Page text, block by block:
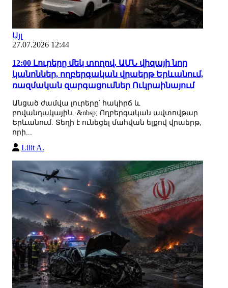
Այլ
27.07.2026 12:44
12:00 Լուրերը մեկ տողով. ԱՄՆ վիզայի նոր
կանոններ, ողբերգական վրաերթ Երևանում,
ռազմական զարգացումներ Ուկրաինայում
Անցած ժամվա լուրերը՝ հակիրճ և
բովանդակային.·&nbsp; Ողբերգական ավտովթար
Երևանում. Տեղի է ունեցել մահվան ելքով վրաերթ,
որի...
Lilit A.